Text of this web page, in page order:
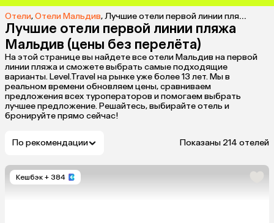
Отели,Отели Мальдив,Лучшие отели первой линии пляжа Мальдив (цены без перелёта)
Лучшие отели первой линии пляжа
Мальдив (цены без перелёта)
На этой странице вы найдете все отели Мальдив на первой
линии пляжа и сможете выбрать самые подходящие
варианты. Level.Travel на рынке уже более 13 лет. Мы в
реальном времени обновляем цены, сравниваем
предложения всех туроператоров и помогаем выбрать
лучшее предложение. Решайтесь, выбирайте отель и
бронируйте прямо сейчас!
По рекомендации Показаны 214 отелей
Кешбэк + 384